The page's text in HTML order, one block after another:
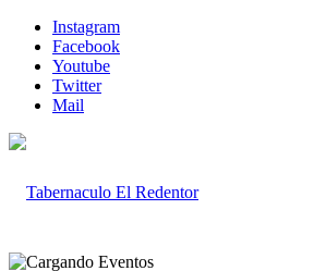
Instagram
Facebook
Youtube
Twitter
Mail